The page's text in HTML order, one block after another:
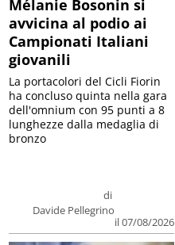
Mélanie Bosonin si
avvicina al podio ai
Campionati Italiani
giovanili
di
Davide Pellegrino
il 07/08/2026
La portacolori del Cicli Fiorin
ha concluso quinta nella gara
dell'omnium con 95 punti a 8
lunghezze dalla medaglia di
bronzo